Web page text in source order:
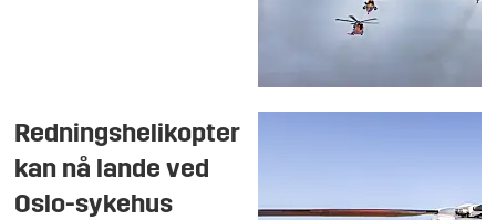
Redningshelikopter
kan nå lande ved
Oslo-sykehus